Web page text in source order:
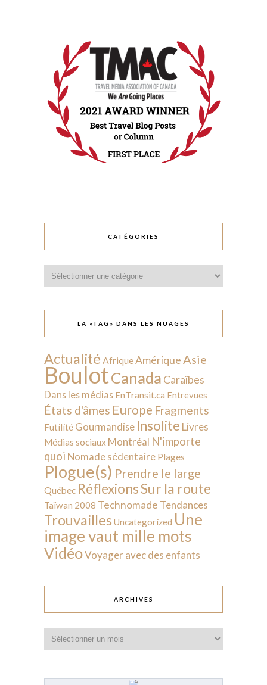
CATÉGORIES
LA «TAG» DANS LES NUAGES
Actualité AfriqueAmérique Asie
BoulotCanada Caraïbes
Dans les médias EnTransit.ca Entrevues
États d'âmes Europe Fragments
Futilité Gourmandise Insolite Livres
Médias sociaux Montréal N'importe
quoi Nomade sédentaire Plages
Plogue(s) Prendre le large
Québec RéflexionsSur la route
Taïwan 2008 Technomade Tendances
Trouvailles Uncategorized Une
image vaut mille mots
VidéoVoyager avec des enfants
ARCHIVES